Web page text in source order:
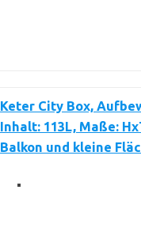
Keter City Box,
Inhalt: 113L, Maße:
Balkon und kleine